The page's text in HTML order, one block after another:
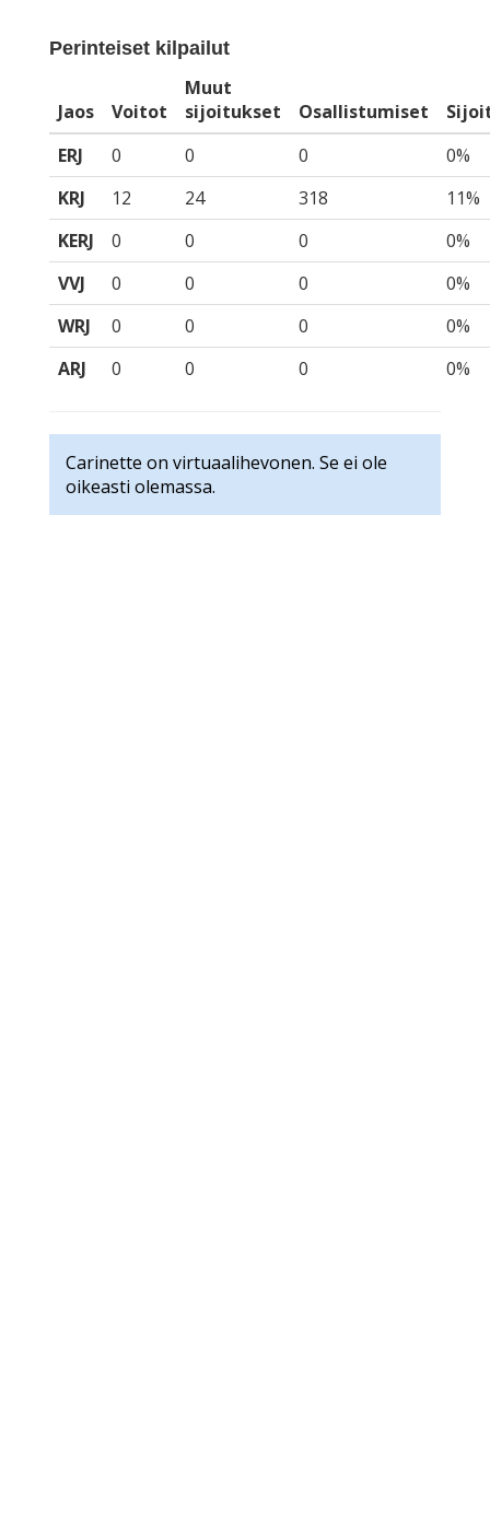
Perinteiset kilpailut
Jaos Voitot
Muut
sijoitukset
Osallistumiset
ERJ
0 0 0
0%
KRJ
12 24 318
11%
KERJ
0 0 0
0%
VVJ
0 0 0
0%
WRJ
0 0 0
0%
ARJ
0 0 0 0%
Carinette on virtuaalihevonen. Se ei ole
oikeasti olemassa.